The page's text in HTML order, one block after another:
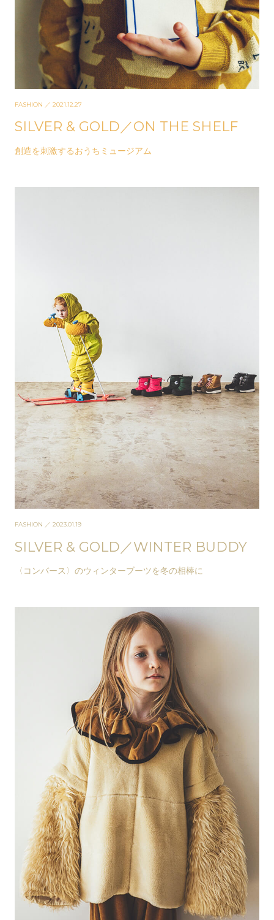
FASHION ／ 2021.12.27
SILVER & GOLD／ON THE SHELF
創造を刺激するおうちミュージアム
FASHION ／ 2023.01.19
SILVER & GOLD／WINTER BUDDY
〈コンバース〉のウィンターブーツを冬の相棒に